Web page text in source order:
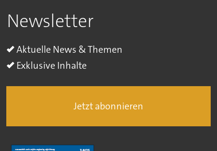
Newsletter
Aktuelle News & Themen
Exklusive Inhalte
Jetzt abonnieren